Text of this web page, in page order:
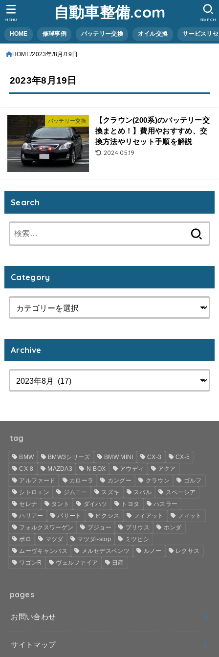
自動車整備.com
HOME 修理事例 バッテリー交換 オイル交換 サービスリ
SEARCH
MENU
HOME 2023年 8月 19日
2023年8月19日
バッテリー交換
【クラウン(200系)のバッテリー交
換まとめ！】費用やおすすめ、交
換方法やリセット手順を解説
2024.05.19
Search
索:
Category
Archive
tag
BMW BMW3シリーズ BMW MINI CX-3
CX-5
CX-8
MAZDA3 N-BOX アウディ
アクア
アルファード
カローラ カングー クラウン
ゴルフ
シトロエン
ジムニー スズキ スバル
スペーシア
セレナ
タント ダイハツ トヨタ
ハスラー
ハリアー
パサート ピクシス フィアット
フィット
フォルクスワーゲン
プジョー プリウス
ホンダ
ポロ
マツダ マツダi-stop
ミツビシ
ムーヴキャンバス
メルセデスベンツ ルノー
レクサス
ワゴンR
ヴェルファイア 日産
pages
お問い合わせ
サイトマップ